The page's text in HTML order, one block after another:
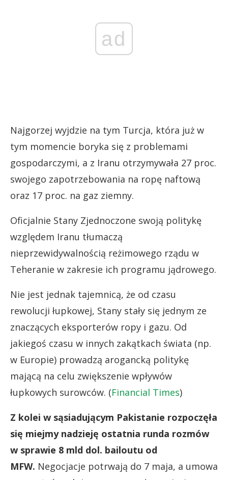
ad
Najgorzej wyjdzie na tym Turcja, która już w
tym momencie boryka się z problemami
gospodarczymi, a z Iranu otrzymywała 27 proc.
swojego zapotrzebowania na ropę naftową
oraz 17 proc. na gaz ziemny.
Oficjalnie Stany Zjednoczone swoją politykę
względem Iranu tłumaczą
nieprzewidywalnością reżimowego rządu w
Teheranie w zakresie ich programu jądrowego.
Nie jest jednak tajemnicą, że od czasu
rewolucji łupkowej, Stany stały się jednym ze
znaczących eksporterów ropy i gazu. Od
jakiegoś czasu w innych zakątkach świata (np.
w Europie) prowadzą arogancką politykę
mającą na celu zwiększenie wpływów
łupkowych surowców. (Financial Times)
Z kolei w sąsiadującym Pakistanie rozpoczęła
się miejmy nadzieję ostatnia runda rozmów
w sprawie 8 mld dol. bailoutu od
MFW. Negocjacje potrwają do 7 maja, a umowa